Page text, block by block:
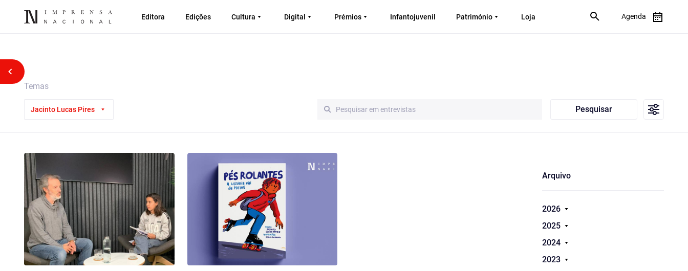
Editora Edições Cultura Digital Prémios Infantojuvenil Património Loja Agenda
Voltar atrás
Temas
Jacinto Lucas Pires Pesquisar
Arquivo
2026
2025
2024
2023